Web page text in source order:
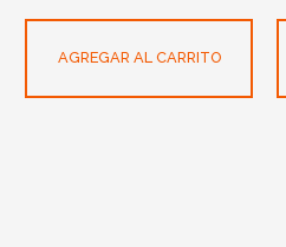
AGREGAR AL CARRITO